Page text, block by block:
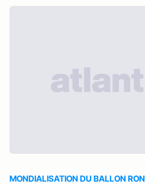
MONDIALISATION DU BALLON